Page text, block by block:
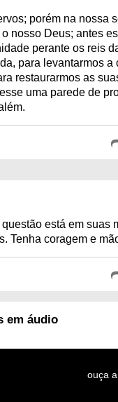
porém na nossa
nosso Deus; antes
perante os reis
para levantarmos a
restaurarmos as
uma parede de
está em suas
Tenha coragem e
em áudio
ouça